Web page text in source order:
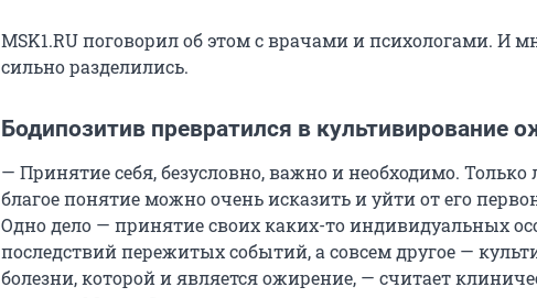
MSK1.RU поговорил об этом с врачами и психологами. И
сильно разделились.
Бодипозитив превратился в культивирование
— Принятие себя, безусловно, важно и необходимо.
благое понятие можно очень исказить и уйти от его
Одно дело — принятие своих каких-то индивидуальных
последствий пережитых событий, а совсем другое —
болезни, которой и является ожирение, — считает